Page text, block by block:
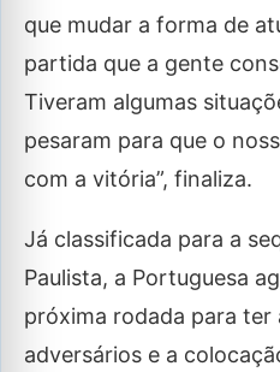
que mudar a forma de
partida que a gente
Tiveram algumas
pesaram para que o
com a vitória”, finaliza.
Já classificada para a
Paulista, a Portuguesa
próxima rodada para ter
adversários e a